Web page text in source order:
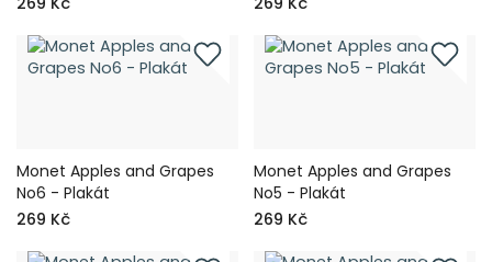
Monet Apples and Grapes
No6 - Plakát
269 Kč
Monet Apples and Grapes
No5 - Plakát
269 Kč